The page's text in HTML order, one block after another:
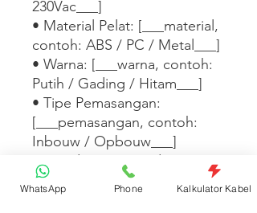
230Vac___]
• Material Pelat: [___material,
contoh: ABS / PC / Metal___]
• Warna: [___warna, contoh:
Putih / Gading / Hitam___]
• Tipe Pemasangan:
[___pemasangan, contoh:
Inbouw / Opbouw___]
• Standar: [___standar,
contoh: SNI / IEC 60669___]
Tersedia dalam
WhatsApp Phone Kalkulator Kabel